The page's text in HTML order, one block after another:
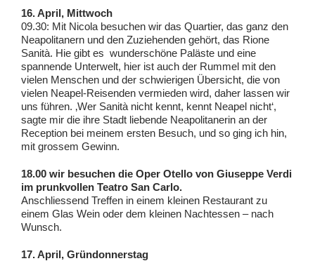
16. April, Mittwoch
09.30: Mit Nicola besuchen wir das Quartier, das ganz den
Neapolitanern und den Zuziehenden gehört, das Rione
Sanità. Hie gibt es wunderschöne Paläste und eine
spannende Unterwelt, hier ist auch der Rummel mit den
vielen Menschen und der schwierigen Übersicht, die von
vielen Neapel-Reisenden vermieden wird, daher lassen wir
uns führen. ‚Wer Sanità nicht kennt, kennt Neapel nicht‘,
sagte mir die ihre Stadt liebende Neapolitanerin an der
Reception bei meinem ersten Besuch, und so ging ich hin,
mit grossem Gewinn.
18.00 wir besuchen die Oper Otello von Giuseppe Verdi
im prunkvollen Teatro San Carlo.
Anschliessend Treffen in einem kleinen Restaurant zu
einem Glas Wein oder dem kleinen Nachtessen – nach
Wunsch.
17. April, Gründonnerstag